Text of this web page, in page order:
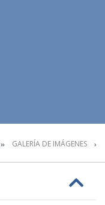
GALERÍA DE IMÁGENES